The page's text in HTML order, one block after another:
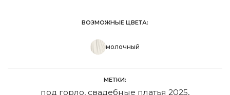
ВОЗМОЖНЫЕ ЦВЕТА:
молочный
МЕТКИ:
под горло, свадебные платья 2025,